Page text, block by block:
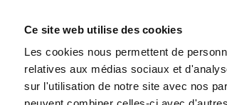
Ce site web utilise des cookies
Les cookies nous permettent de
relatives aux médias sociaux et
sur l'utilisation de notre site avec nos
Home